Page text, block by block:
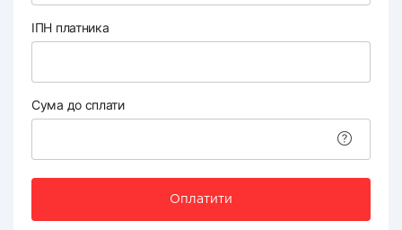
ІПН платника
Сума до сплати
Оплатити